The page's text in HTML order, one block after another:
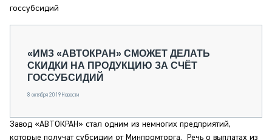
МЕРОПРИЯТИЯ
СТАТЬИ ПО КАТЕГОРИЯМ ТЕХНИКИ
госсубсидий
«ИМЗ «АВТОКРАН» СМОЖЕТ ДЕЛАТЬ
СКИДКИ НА ПРОДУКЦИЮ ЗА СЧЁТ
ГОССУБСИДИЙ
8 октября 2019 Новости
Завод «АВТОКРАН» стал одним из немногих предприятий,
которые получат субсидии от Минпромторга. Речь о выплатах из